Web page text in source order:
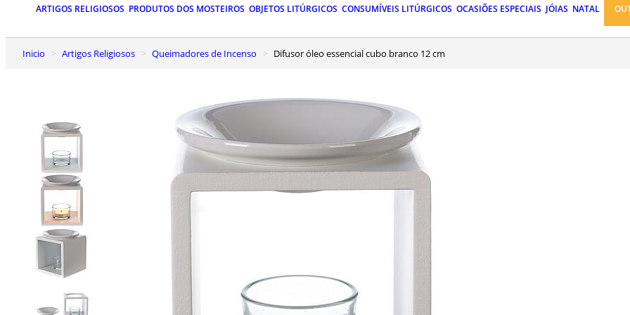
ARTIGOS RELIGIOSOS PRODUTOS DOS MOSTEIROS OBJETOS LITÚRGICOS CONSUMÍVEIS LITÚRGICOS OCASIÕES ESPECIAIS JÓIAS NATAL
Inicio Artigos Religiosos Queimadores de Incenso Difusor óleo essencial cubo branco 12 cm